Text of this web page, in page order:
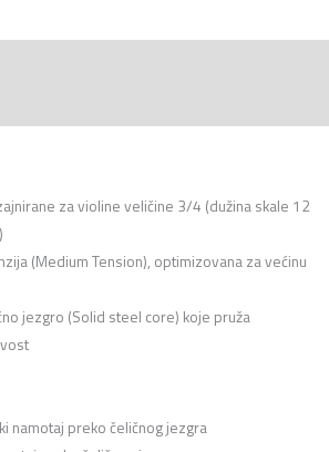
za violine veličine 3/4 (dužina skale 12
(Medium Tension), optimizovana za većinu
jezgro (Solid steel core) koje pruža
namotaj preko čeličnog jezgra